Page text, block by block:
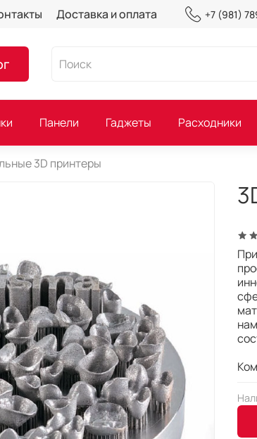
Доставка и оплата +7 (981)
Панели Гаджеты Расходники
3D принтеры